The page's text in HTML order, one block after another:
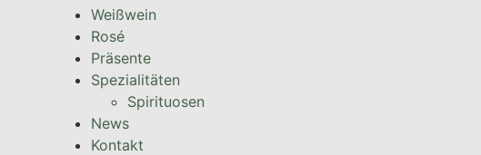
Weißwein
Rosé
Präsente
Spezialitäten
Spirituosen
News
Kontakt